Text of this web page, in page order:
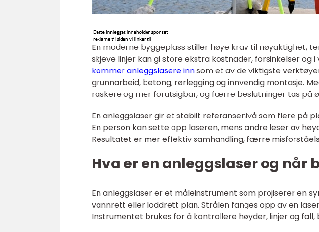
En moderne byggeplass stiller høye krav til nøyaktighet,
skjeve linjer kan gi store ekstra kostnader, forsinkelser og
kommer anleggslasere innsom et av de viktigste
grunnarbeid, betong, rørlegging og innvendig montasje.
raskere og mer forutsigbar, og færre beslutninger tas på
En anleggslaser gir et stabilt referansenivå som flere på
En person kan sette opp laseren, mens andre leser av
Resultatet er mer effektiv samhandling, færre
Hva er en anleggslaser og når
En anleggslaser er et måleinstrument som projiserer en
vannrett eller loddrett plan. Strålen fanges opp av en
Instrumentet brukes for å kontrollere høyder, linjer og fall,